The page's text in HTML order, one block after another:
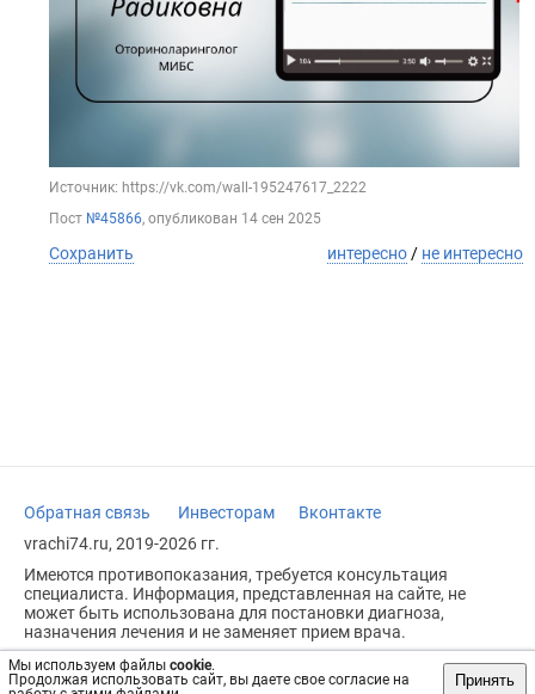
Мы используем файлы cookie.
Продолжая использовать сайт, вы даете свое согласие на
Принять
Источник: https://vk.com/wall-195247617_2222
Пост №45866, опубликован 14 сен 2025
Сохранить интересно / не интересно
Обратная связь Инвесторам
Вконтакте
vrachi74.ru, 2019-2026 гг.
Имеются противопоказания, требуется консультация
специалиста. Информация, представленная на сайте, не
может быть использована для постановки диагноза,
назначения лечения и не заменяет прием врача.
Возрастное ограничение: 18+